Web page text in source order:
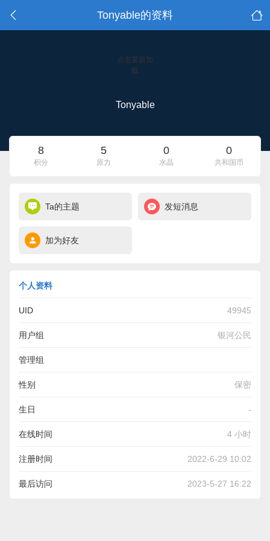
Tonyable的资料
点击重新加
载
Tonyable
8
积分
5
原力
0
水晶
0
共和国币
Ta的主题 发短消息
加为好友
个人资料
UID 49945
用户组 银河公民
管理组
性别 保密
生日 -
在线时间 4 小时
注册时间 2022-6-29 10:02
最后访问 2023-5-27 16:22